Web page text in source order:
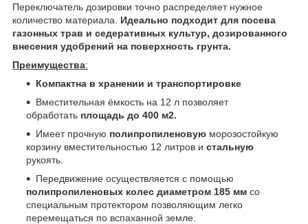
Переключатель дозировки точно распределяет нужное
количество материала. Идеально подходит для посева
газонных трав и седеративных культур, дозированного
внесения удобрений на поверхность грунта.
Преимущества:
Компактна в хранении и транспортировке
Вместительная ёмкость на 12 л позволяет
обработать площадь до 400 м2.
Имеет прочную полипропиленовую морозостойкую
корзину вместительностью 12 литров и стальную
рукоять.
Передвижение осуществляется с помощью
полипропиленовых колес диаметром 185 мм со
специальным протектором позволяющим легко
перемещаться по вспаханной земле.